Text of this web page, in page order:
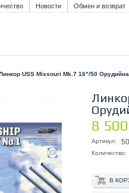
Новости Обмен и возврат
USS Missouri Mk.7 16"/50
8
Артикул:
Количество: